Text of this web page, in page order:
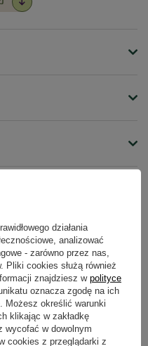
UE Więcej
działania
analizować
- zarówno przez nas,
Pliki cookies służą również
znajdziesz wpolityce
oznacza zgodę na ich
Możesz określić warunki
klikając w zakładkę
wycofać w dowolnym
cookies z przeglądarki z